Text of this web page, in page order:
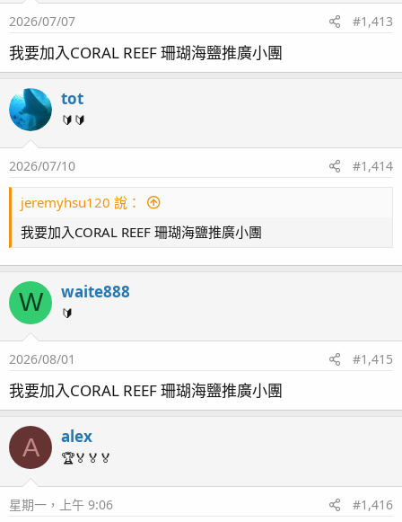
2026/07/07 #1,413
我要加入CORAL REEF 珊瑚海鹽推廣小團
tot
🔰🔰
2026/07/10 #1,414
jeremyhsu120 說：
我要加入CORAL REEF 珊瑚海鹽推廣小團
W waite888
🔰
2026/08/01 #1,415
我要加入CORAL REEF 珊瑚海鹽推廣小團
A alex
🏆🏅🏅🏅
星期一，上午 9:06 #1,416